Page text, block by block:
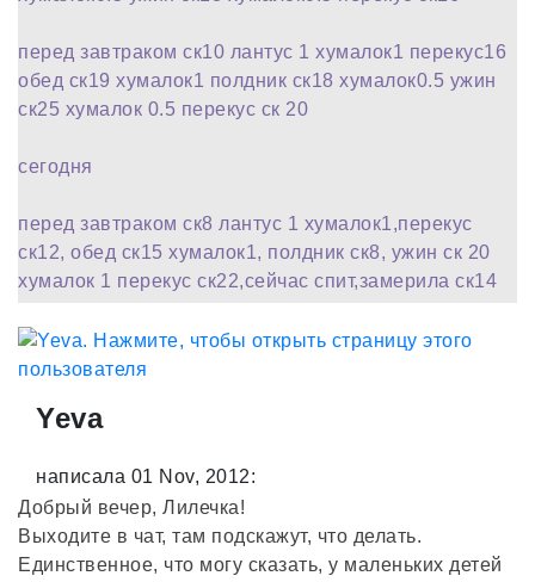
перед завтраком ск10 лантус 1 хумалок1 перекус16
обед ск19 хумалок1 полдник ск18 хумалок0.5 ужин
ск25 хумалок 0.5 перекус ск 20
сегодня
перед завтраком ск8 лантус 1 хумалок1,перекус
ск12, обед ск15 хумалок1, полдник ск8, ужин ск 20
хумалок 1 перекус ск22,сейчас спит,замерила ск14
Yeva
написала 01 Nov, 2012:
Добрый вечер, Лилечка!
Выходите в чат, там подскажут, что делать.
Единственное, что могу сказать, у маленьких детей